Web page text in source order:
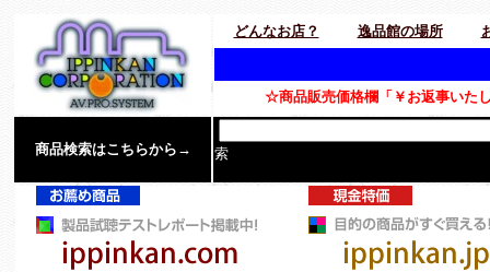
どんなお店？ 逸品館の場所
☆商品販売価格欄「￥お返事いた
商品検索はこちらから→ 索